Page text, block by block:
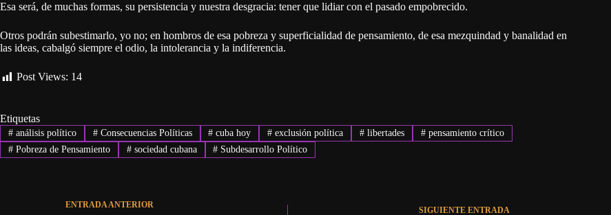
Esa será, de muchas formas, su persistencia y nuestra desgracia: tener que lidiar con el pasado empobrecido.
Otros podrán subestimarlo, yo no; en hombros de esa pobreza y superficialidad de pensamiento, de esa mezquindad y banalidad en
las ideas, cabalgó siempre el odio, la intolerancia y la indiferencia.
Post Views: 14
Etiquetas
#análisis político #Consecuencias Políticas # cuba hoy # exclusión política # libertades #pensamiento crítico
#Pobreza de Pensamiento #sociedad cubana # Subdesarrollo Político
ENTRADAANTERIOR
SIGUIENTE ENTRADA